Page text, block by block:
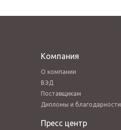
Компания
О компании
ВЭД
Поставщикам
Дипломы и благодарности
Пресс центр